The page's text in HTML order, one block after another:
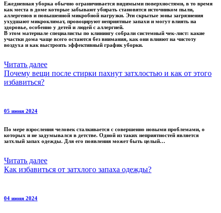
Ежедневная уборка обычно ограничивается видимыми поверхностями, в то время
как места в доме которые забывают убирать становятся источником пыли,
аллергенов и повышенной микробной нагрузки. Эти скрытые зоны загрязнения
ухудшают микроклимат, провоцируют неприятные запахи и могут влиять на
здоровье, особенно у детей и людей с аллергией.
В этом материале специалисты по клинингу собрали системный чек-лист: какие
участки дома чаще всего остаются без внимания, как они влияют на чистоту
воздуха и как выстроить эффективный график уборки.
Читать далее
Почему вещи после стирки пахнут затхлостью и как от этого
избавиться?
05 июня 2024
По мере взросления человек сталкивается с совершенно новыми проблемами, о
которых и не задумывался в детстве. Одной из таких неприятностей является
затхлый запах одежды. Для его появления может быть целый…
Читать далее
Как избавиться от затхлого запаха одежды?
04 июня 2024